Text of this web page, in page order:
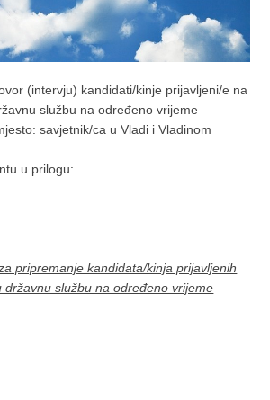
(intervju) kandidati/kinje prijavljeni/e na
službu na određeno vrijeme
savjetnik/ca u Vladi i Vladinom
u prilogu:
pripremanje kandidata/kinja prijavljenih
državnu službu na određeno vrijeme